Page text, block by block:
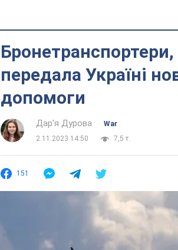
передала Україні
допомоги
Дар'я Дурова
War
2.11.2023 14:50
7,5 т.
151